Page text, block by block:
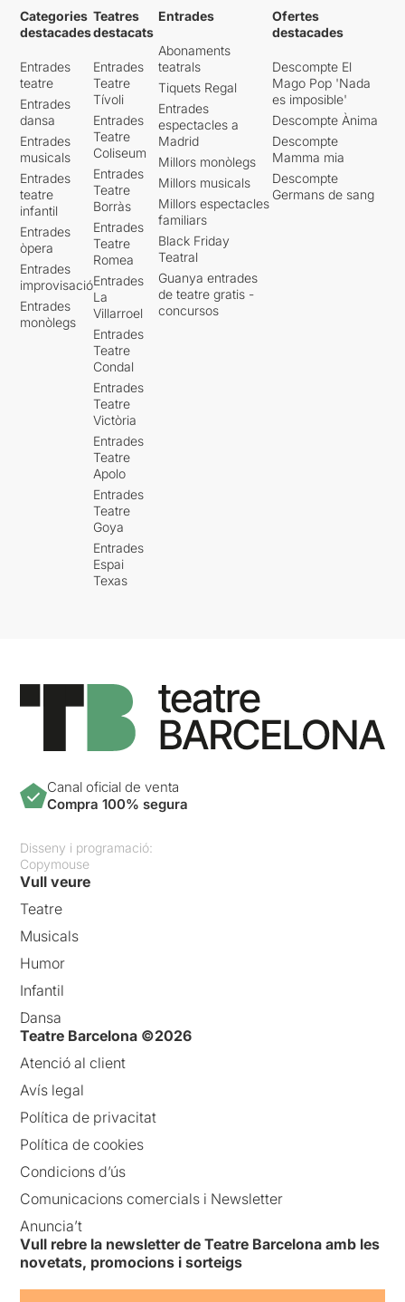
Categories
destacades
Entrades
teatre
Entrades
dansa
Entrades
musicals
Entrades
teatre
infantil
Entrades
òpera
Entrades
improvisació
Entrades
monòlegs
Teatres
destacats
Entrades
Teatre
Tívoli
Entrades
Teatre
Coliseum
Entrades
Teatre
Borràs
Entrades
Teatre
Romea
Entrades
La
Villarroel
Entrades
Teatre
Condal
Entrades
Teatre
Victòria
Entrades
Teatre
Apolo
Entrades
Teatre
Goya
Entrades
Espai
Texas
Entrades
Abonaments
teatrals
Tiquets Regal
Entrades
espectacles a
Madrid
Millors monòlegs
Millors musicals
Millors espectacles
familiars
Black Friday
Teatral
Guanya entrades
de teatre gratis -
concursos
Ofertes
destacades
Descompte El
Mago Pop 'Nada
es imposible'
Descompte Ànima
Descompte
Mamma mia
Descompte
Germans de sang
Canal oficial de venta
Compra 100% segura
Disseny i programació:
Copymouse
Vull veure
Teatre
Musicals
Humor
Infantil
Dansa
Teatre Barcelona ©2026
Atenció al client
Avís legal
Política de privacitat
Política de cookies
Condicions d’ús
Comunicacions comercials i Newsletter
Anuncia’t
Vull rebre la newsletter de Teatre Barcelona amb les
novetats, promocions i sorteigs